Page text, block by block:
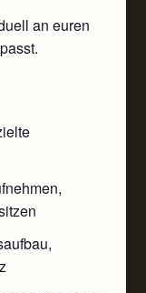
an euren